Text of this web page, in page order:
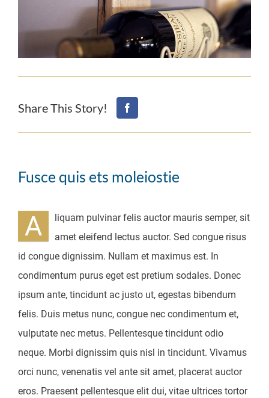
Share This Story!
Fusce quis ets moleiostie
A
liquam pulvinar felis auctor mauris semper, sit
amet eleifend lectus auctor. Sed congue risus
id congue dignissim. Nullam et maximus est. In
condimentum purus eget est pretium sodales. Donec
ipsum ante, tincidunt ac justo ut, egestas bibendum
felis. Duis metus nunc, congue nec condimentum et,
vulputate nec metus. Pellentesque tincidunt odio
neque. Morbi dignissim quis nisl in tincidunt. Vivamus
orci nunc, venenatis vel ante sit amet, placerat auctor
eros. Praesent pellentesque elit dui, vitae ultrices tortor